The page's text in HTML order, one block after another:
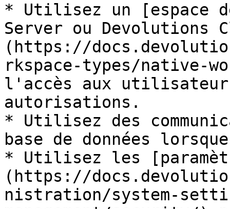
* Utilisez un [espace
Server ou Devolutions
(https://
rkspace-types/native-
l'accès aux
autorisations.
* Utilisez des
base de données
* Utilisez les
(https://
nistration/system-